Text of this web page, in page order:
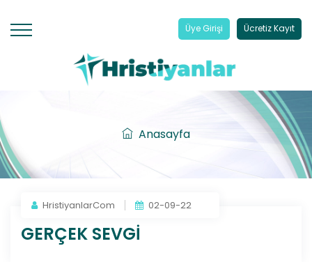
Üye Girişi Ücretiz Kayıt
Anasayfa
HristiyanlarCom 02-09-22
GERÇEK SEVGİ